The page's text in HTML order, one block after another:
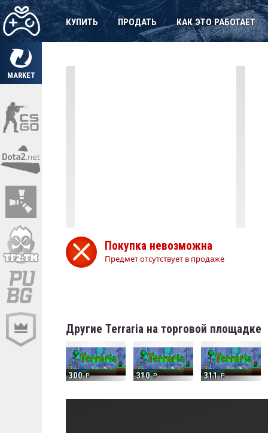
MARKET
КУПИТЬ ПРОДАТЬ КАК ЭТО РАБОТАЕТ
Покупка невозможна
Предмет отсутствует в продаже
Другие Terraria на торговой площадке
300 310 311